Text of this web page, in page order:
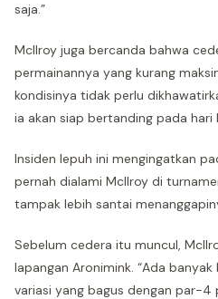
saja.”
McIlroy juga bercanda bahwa
permainannya yang kurang
kondisinya tidak perlu
ia akan siap bertanding pada hari
Insiden lepuh ini mengingatkan
pernah dialami McIlroy di
tampak lebih santai
Sebelum cedera itu muncul,
lapangan Aronimink. “Ada banyak
variasi yang bagus dengan par-4